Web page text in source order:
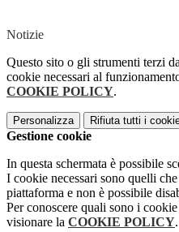
Notizie
Questo sito o gli strumenti terzi
cookie necessari al
COOKIE POLICY.
Personalizza Rifiuta tutti i
Gestione cookie
In questa schermata è possibile
I cookie necessari sono quelli
piattaforma e non è possibile
Per conoscere quali sono i
visionare la COOKIE POLICY.